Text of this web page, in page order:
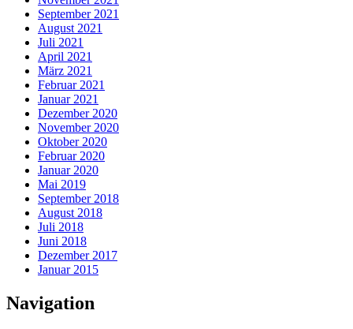
September 2021
August 2021
Juli 2021
April 2021
März 2021
Februar 2021
Januar 2021
Dezember 2020
November 2020
Oktober 2020
Februar 2020
Januar 2020
Mai 2019
September 2018
August 2018
Juli 2018
Juni 2018
Dezember 2017
Januar 2015
Navigation